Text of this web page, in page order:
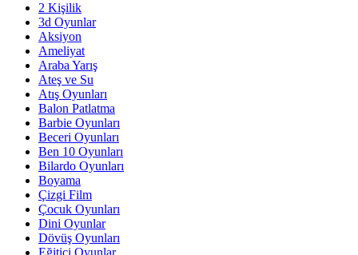
2 Kişilik
3d Oyunlar
Aksiyon
Ameliyat
Araba Yarış
Ateş ve Su
Atış Oyunları
Balon Patlatma
Barbie Oyunları
Beceri Oyunları
Ben 10 Oyunları
Bilardo Oyunları
Boyama
Çizgi Film
Çocuk Oyunları
Dini Oyunlar
Dövüş Oyunları
Eğitici Oyunlar